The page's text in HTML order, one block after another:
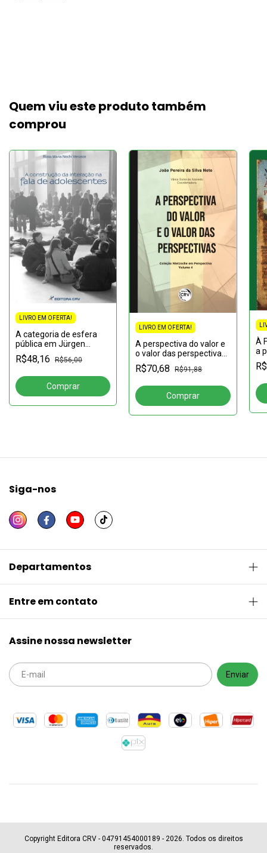
Quem viu este produto também
comprou
LIVRO EM OFERTA!
A categoria de esfera
pública em Jürgen
Habermas: para uma
reconstrução da
R$48,16 R$56,00
LIVRO EM OFERTA!
A perspectiva do valor e
o valor das perspectivas
coleção Nietzsche em
perspectiva - volume 4
R$70,68 R$91,88
À
a
Siga-nos
Departamentos
Entre em contato
Assine nossa newsletter
Copyright Editora CRV - 04791454000189 - 2026. Todos os direitos
reservados.